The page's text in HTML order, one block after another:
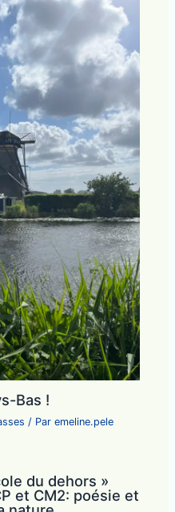
Bas !
/ Paremeline.pele
du dehors »
et CM2: poésie et